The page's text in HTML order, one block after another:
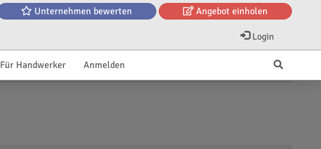
Unternehmen bewerten Angebot einholen
Login
Für Handwerker Anmelden